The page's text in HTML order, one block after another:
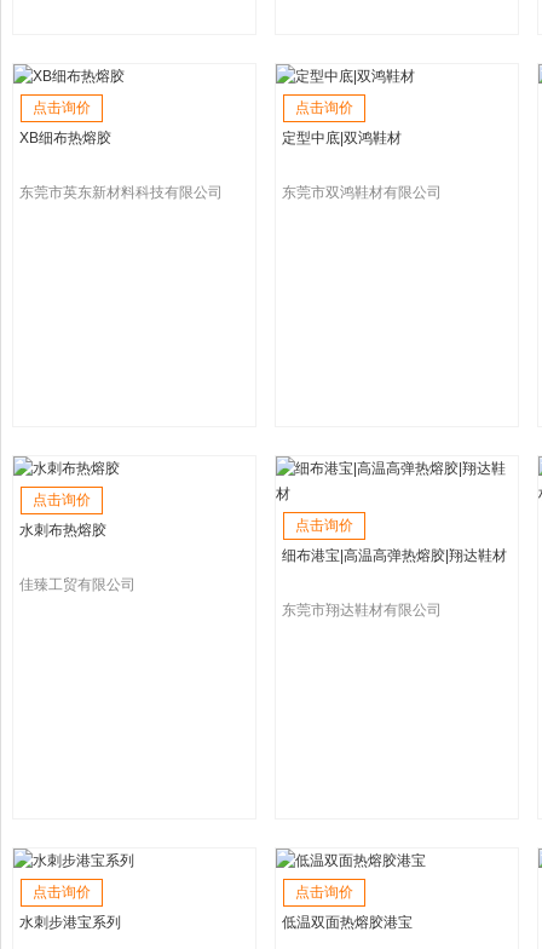
点击询价
XB细布热熔胶
东莞市英东新材料科技有限公司
点击询价
定型中底|双鸿鞋材
东莞市双鸿鞋材有限公司
点击询价
水刺布热熔胶
佳臻工贸有限公司
点击询价
细布港宝|高温高弹热熔胶|翔达鞋材
东莞市翔达鞋材有限公司
点击询价
水刺步港宝系列
点击询价
低温双面热熔胶港宝